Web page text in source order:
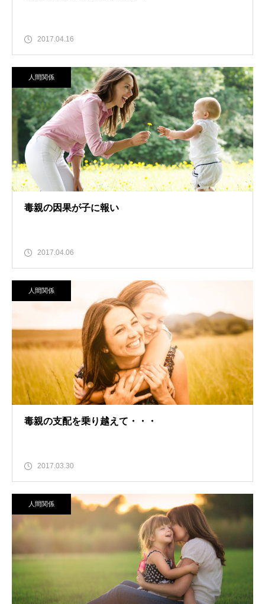
2017.04.16
人間関係
毒親の因果が子に報い
2017.04.06
人間関係
毒親の支配を乗り越えて・・・
2017.03.30
人間関係